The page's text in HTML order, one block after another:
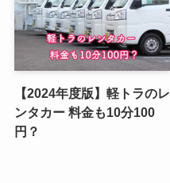
【2024年度版】軽トラのレ
ンタカー 料金も10分100
円？